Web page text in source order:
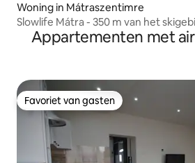
Woning in Mátraszentimre
Slowlife Mátra - 350 m van het
kuipAppartementen met
Favoriet van gasten
Favoriet van gasten